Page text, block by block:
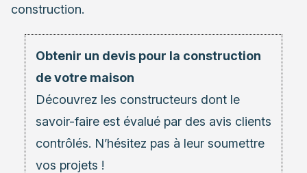
construction.
Obtenir un devis pour la construction
de votre maison
Découvrez les constructeurs dont le
savoir-faire est évalué par des avis clients
contrôlés. N’hésitez pas à leur soumettre
vos projets !